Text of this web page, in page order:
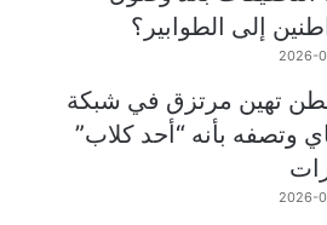
إلى الطوابير؟
2026-
تهين مرتزق في شبكة
وتصفه بأنه “أحد كلاب”
2026-